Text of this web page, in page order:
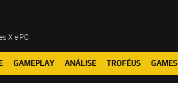
X e PC
GAMEPLAY ANÁLISE TROFÉUS GAMES